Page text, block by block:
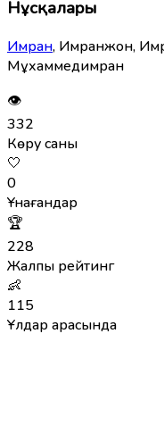
Нұсқалары
Имран, Имранжон,
Мұхаммедимран
👁
332
Көру саны
🤍
0
Ұнағандар
🏆
228
Жалпы рейтинг
👶
115
Ұлдар арасында